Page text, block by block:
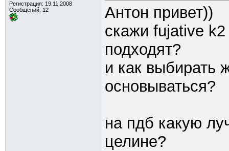
Регистрация: 19.11.2008
Сообщений: 12
Антон привет))
скажи fujative k2
подходят?
и как выбирать
основываться?
на пдб какую
целине?